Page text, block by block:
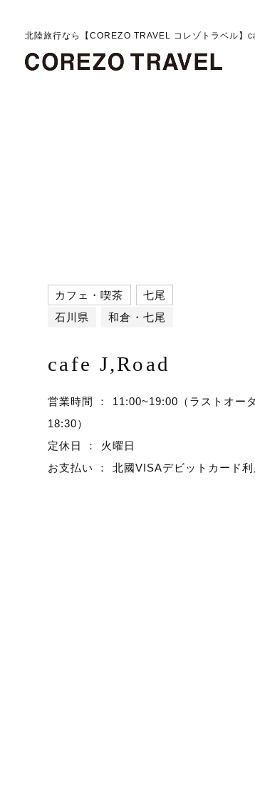
北陸旅行なら【COREZO TRAVEL コレゾトラベル】
カフェ・喫茶
七尾
石川県
和倉・七尾
cafe J,Road
営業時間 ： 11:00~19:00（ラストオー
18:30）
定休日 ： 火曜日
お支払い ： 北國VISAデビットカード